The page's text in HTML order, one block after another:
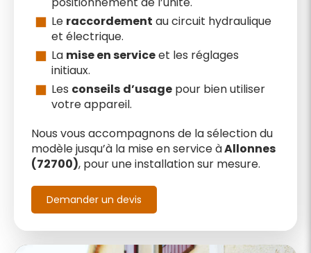
Le raccordement au circuit hydraulique
et électrique.
La mise en serviceet les réglages
initiaux.
Les conseils d’usagepour bien utiliser
votre appareil.
Nous vous accompagnons de la sélection du
modèle jusqu’à la mise en service àAllonnes
(72700), pour une installation sur mesure.
Demander un devis